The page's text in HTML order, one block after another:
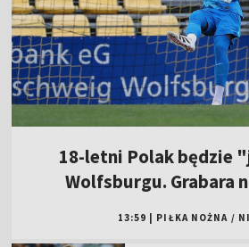
18-letni Polak będzie
Wolfsburgu. Grabara
13:59 PIŁKA NOŻNA /